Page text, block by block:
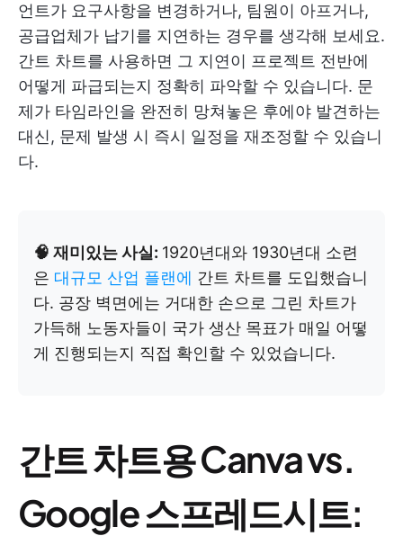
언트가 요구사항을 변경하거나, 팀원이 아프거나,
공급업체가 납기를 지연하는 경우를 생각해 보세요.
간트 차트를 사용하면 그 지연이 프로젝트 전반에
어떻게 파급되는지 정확히 파악할 수 있습니다. 문
제가 타임라인을 완전히 망쳐놓은 후에야 발견하는
대신, 문제 발생 시 즉시 일정을 재조정할 수 있습니
다.
🧠 재미있는 사실: 1920년대와 1930년대 소련
은 대규모 산업 플랜에 간트 차트를 도입했습니
다. 공장 벽면에는 거대한 손으로 그린 차트가
가득해 노동자들이 국가 생산 목표가 매일 어떻
게 진행되는지 직접 확인할 수 있었습니다.
간트 차트용 Canva vs.
Google 스프레드시트: